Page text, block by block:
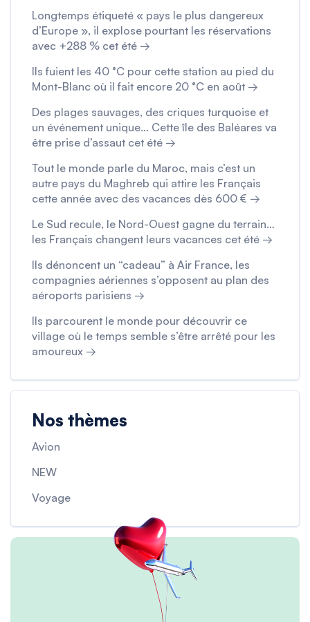
Longtemps étiqueté « pays le plus dangereux
d’Europe », il explose pourtant les réservations
avec +288 % cet été →
Ils fuient les 40 °C pour cette station au pied du
Mont-Blanc où il fait encore 20 °C en août →
Des plages sauvages, des criques turquoise et
un événement unique… Cette île des Baléares va
être prise d’assaut cet été →
Tout le monde parle du Maroc, mais c’est un
autre pays du Maghreb qui attire les Français
cette année avec des vacances dès 600 € →
Le Sud recule, le Nord-Ouest gagne du terrain…
les Français changent leurs vacances cet été →
Ils dénoncent un “cadeau” à Air France, les
compagnies aériennes s’opposent au plan des
aéroports parisiens →
Ils parcourent le monde pour découvrir ce
village où le temps semble s’être arrêté pour les
amoureux →
Nos thèmes
Avion
NEW
Voyage